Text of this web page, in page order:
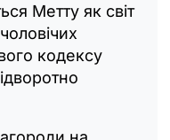
Метту як світ
кодексу